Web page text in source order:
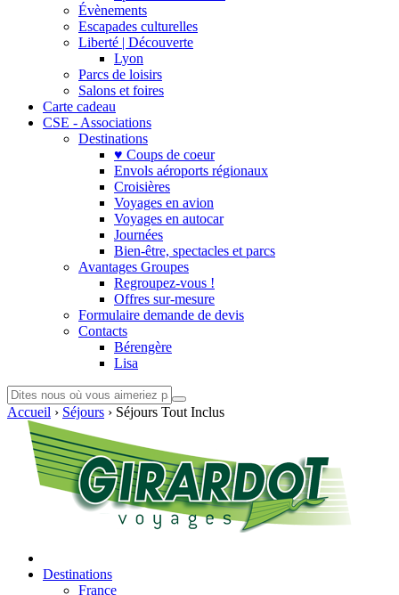
Évènements
Escapades culturelles
Liberté | Découverte
Lyon
Parcs de loisirs
Salons et foires
Carte cadeau
CSE - Associations
Destinations
♥ Coups de coeur
Envols aéroports régionaux
Croisières
Voyages en avion
Voyages en autocar
Journées
Bien-être, spectacles et parcs
Avantages Groupes
Regroupez-vous !
Offres sur-mesure
Formulaire demande de devis
Contacts
Bérengère
Lisa
Accueil › Séjours › Séjours Tout Inclus
Destinations
France